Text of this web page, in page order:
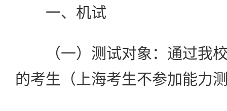
一、机试
（一）测试对象：通过我校
的考生（上海考生不参加能力